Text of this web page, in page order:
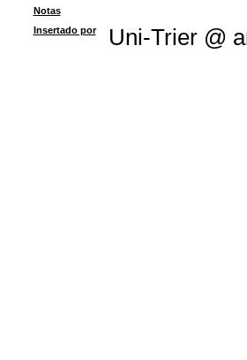
Notas
Insertado por
Uni-Trier @